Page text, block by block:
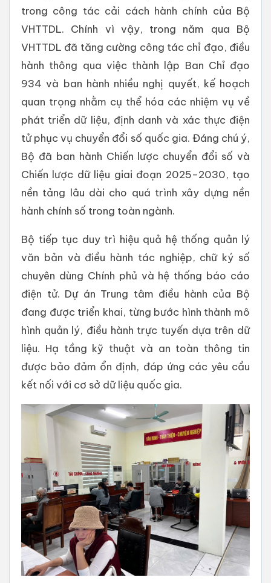
trong công tác cải cách hành chính của Bộ
VHTTDL. Chính vì vậy, trong năm qua Bộ
VHTTDL đã tăng cường công tác chỉ đạo, điều
hành thông qua việc thành lập Ban Chỉ đạo
934 và ban hành nhiều nghị quyết, kế hoạch
quan trọng nhằm cụ thể hóa các nhiệm vụ về
phát triển dữ liệu, định danh và xác thực điện
tử phục vụ chuyển đổi số quốc gia. Đáng chú ý,
Bộ đã ban hành Chiến lược chuyển đổi số và
Chiến lược dữ liệu giai đoạn 2025–2030, tạo
nền tảng lâu dài cho quá trình xây dựng nền
hành chính số trong toàn ngành.
Bộ tiếp tục duy trì hiệu quả hệ thống quản lý
văn bản và điều hành tác nghiệp, chữ ký số
chuyên dùng Chính phủ và hệ thống báo cáo
điện tử. Dự án Trung tâm điều hành của Bộ
đang được triển khai, từng bước hình thành mô
hình quản lý, điều hành trực tuyến dựa trên dữ
liệu. Hạ tầng kỹ thuật và an toàn thông tin
được bảo đảm ổn định, đáp ứng các yêu cầu
kết nối với cơ sở dữ liệu quốc gia.